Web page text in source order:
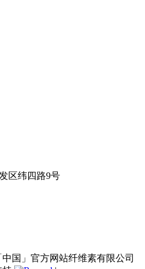
区纬四路9号
国」官方网站纤维素有限公司